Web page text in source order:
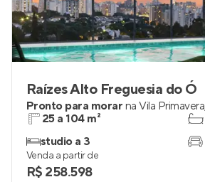
Raízes Alto Freguesia do Ó
Pronto para morar na Vila Primavera
25 a 104 m²
studio a 3
Venda a partir de
R$ 258.598